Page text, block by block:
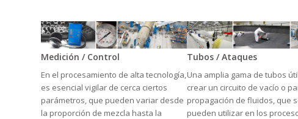
Medición / Control
En el procesamiento de alta tecnología,
es esencial vigilar de cerca ciertos
parámetros, que pueden variar desde
la proporción de mezcla hasta la
Tubos / Ataques
Una amplia gama de tubos
crear un circuito de vacío o
propagación de fluidos, que
pueden utilizar en los